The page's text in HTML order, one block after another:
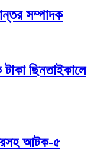
সম্পাদক
টাকা ছিনতাইকালে
আটক-৫